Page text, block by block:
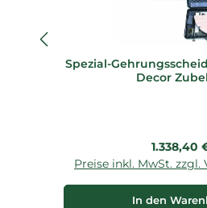
Spezial-
Decor
Regulärer
1.338,40
Preise inkl. MwSt. zzgl.
In den